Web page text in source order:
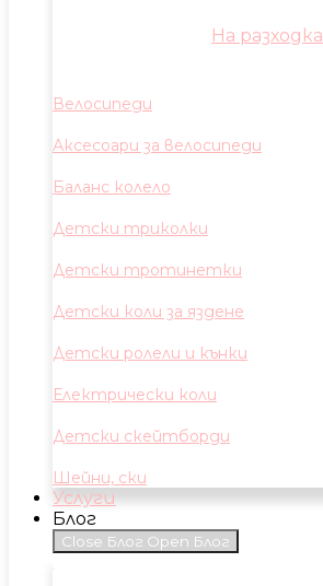
На разходка
Велосипеди
Аксесоари за велосипеди
Баланс колело
Детски триколки
Детски тротинетки
Детски коли за яздене
Детски ролели и кънки
Електрически коли
Детски скейтборди
Шейни, ски
Услуги
Блог
Close Блог Open Блог